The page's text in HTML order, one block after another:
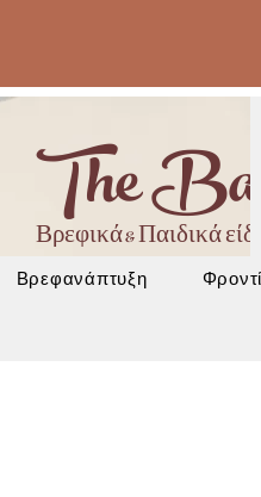
The
Βρεφικά & Παιδικά
Βρεφανάπτυξη